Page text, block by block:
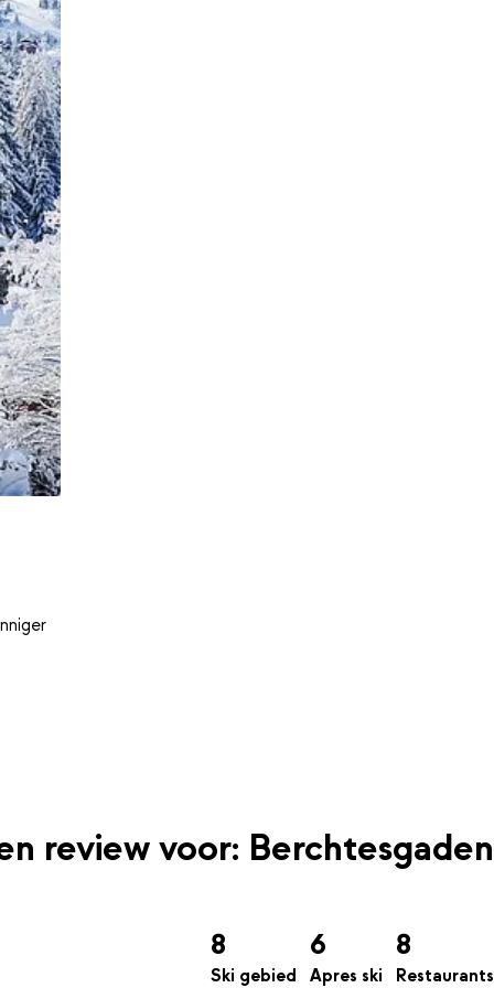
review voor: Berchtesgaden
8
Ski gebied
6
Apres ski
8
Restaurants